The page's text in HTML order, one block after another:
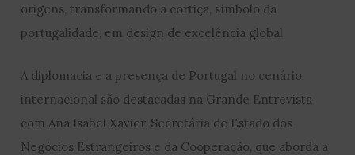
origens, transformando a cortiça, símbolo da
portugalidade, em design de excelência global.
A diplomacia e a presença de Portugal no cenário
internacional são destacadas na Grande Entrevista
com Ana Isabel Xavier, Secretária de Estado dos
Negócios Estrangeiros e da Cooperação, que aborda a